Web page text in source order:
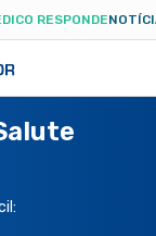
RESPONDE